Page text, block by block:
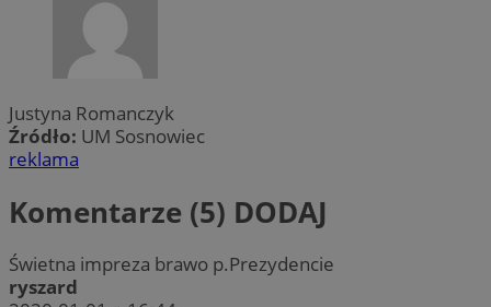
Justyna Romanczyk
Źródło: UM Sosnowiec
reklama
Komentarze (5) DODAJ
Świetna impreza brawo p.Prezydencie
ryszard